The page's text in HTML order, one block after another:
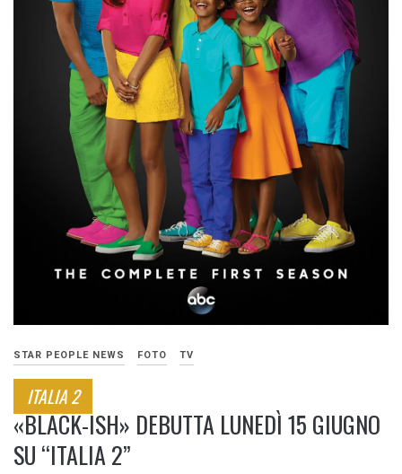
STAR PEOPLE NEWS FOTO TV
ITALIA 2
«BLACK-ISH» DEBUTTA LUNEDÌ 15 GIUGNO
SU “ITALIA 2”